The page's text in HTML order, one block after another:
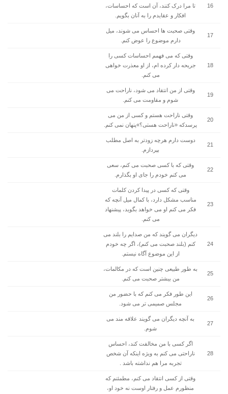
16
تا مرا درک کنند، آن است که احساسات،
افکار و عقایدم را به آنان بگویم.
17
وقتی صحبت ها احساس می شوند، میل
دارم موضوع را عوض کنم.
18
وقتی که می فهمم احساسات کسی را
جریحه دار کرده ام، از او معذرت خواهی
می کنم.
19
وقتی از من انتقاد می شود، ناراحت می
شوم و مقاومت می کنم.
20
وقتی ناراحت هستم و کسی از من می
پرسدکه «ناراحت هستی؟»پنهان نمی کنم.
21
دوست دارم هرچه زودتر به اصل مطلب
بپردازم.
22
وقتی که با کسی صحبت می کنم، سعی
می کنم خودم را جای او بگذارم.
23
وقتی که کسی در پیدا کردن کلمات
مناسب مشکل دارد، با کمال میل آنچه که
فکر می کنم او می خواهد بگوید، پیشنهاد
می کنم.
24
دیگران می گویند که من صدایم را بلند می
کنم (بلند صحبت می کنم)، اگر چه خودم
از این موضوع آگاه نیستم.
25
به طور طبیعی چنین است که در مکالمات،
من بیشتر صحبت می کنم.
26
این طور فکر می کنم که با حضور من
مجلس صمیمی تر می شود.
27
به آنچه دیگران می گویند علاقه مند می
شوم.
28
اگر کسی با من مخالفت کند، احساس
ناراحتی می کنم به ویژه اینکه آن شخص
تجربه مرا هم نداشته باشد .
وقتی از کسی انتقاد می کنم، مطمئنم که
منظورم عمل و رفتار اوست نه خود او،